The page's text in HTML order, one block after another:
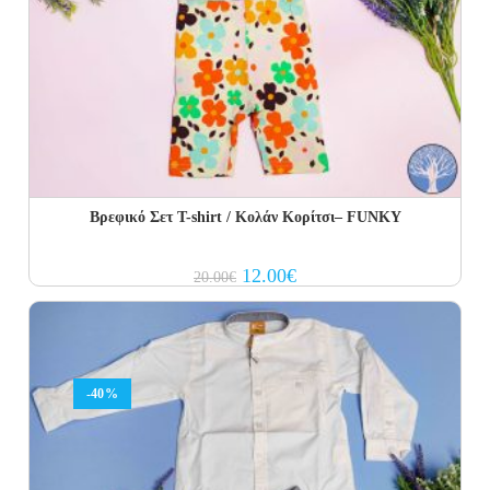
Βρεφικό Σετ Τ-shirt / Κολάν Κορίτσι– FUNKY
20.00€ Original
price
was:
20.00€.
12.00€Current
price
is:
12.00€.
-40%